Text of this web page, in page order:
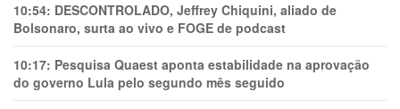
10:54: DESCONTROLADO, Jeffrey Chiquini, aliado de
Bolsonaro, surta ao vivo e FOGE de podcast
10:17: Pesquisa Quaest aponta estabilidade na aprovação
do governo Lula pelo segundo mês seguido